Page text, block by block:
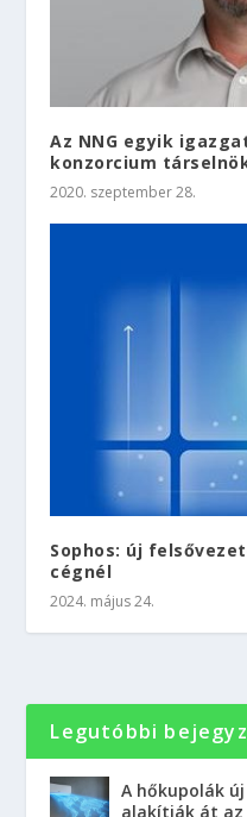
Az NNG egyik
konzorcium
2020. szeptember 28.
Sophos: új
cégnél
2024. május 24.
Legutóbbi
A hőkupolák
alakítják át